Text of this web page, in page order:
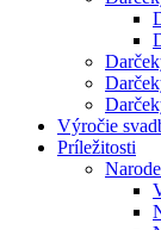
Výročie
Príležitosti